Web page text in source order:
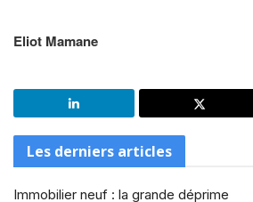
Eliot Mamane
Les derniers articles
Immobilier neuf : la grande déprime